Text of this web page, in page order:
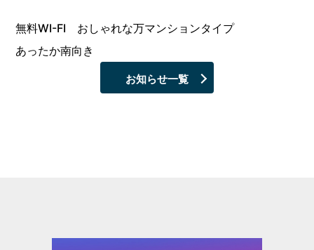
無料WI-FI おしゃれな万マンションタイプ
あったか南向き
お知らせ一覧